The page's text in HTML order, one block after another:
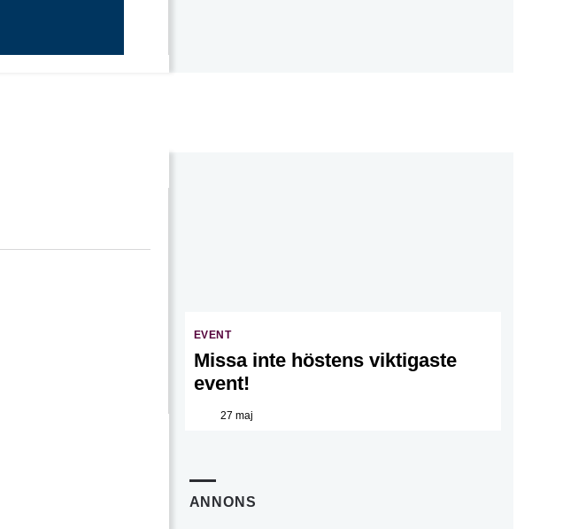
EVENT
Missa inte höstens viktigaste
event!
27 maj
ANNONS